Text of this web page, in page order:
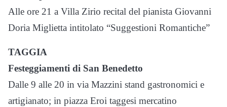
Alle ore 21 a Villa Zirio recital del pianista Giovanni
Doria Miglietta intitolato “Suggestioni Romantiche”
TAGGIA
Festeggiamenti di San Benedetto
Dalle 9 alle 20 in via Mazzini stand gastronomici e
artigianato; in piazza Eroi taggesi mercatino